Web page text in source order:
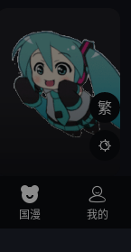
银魂 第四季
银魂第四季……
繁

国漫 我的